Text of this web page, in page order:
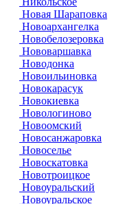
Новая Шараповка
Новоархангелка
Новобелозеровка
Нововаршавка
Новодонка
Новоильиновка
Новокарасук
Новокиевка
Новологиново
Новоомский
Новосанжаровка
Новоселье
Новоскатовка
Новотроицкое
Новоуральский
Новоуральское